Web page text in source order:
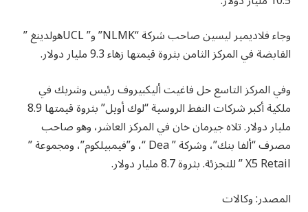
وجاء فلاديمير ليسين صاحب شركة “NLMK” و” UCLهولدينغ ”
القابضة في المركز الثامن بثروة قيمتها زهاء 9.3 مليار دولار.
وفي المركز التاسع حل فاغيت أليكبيروف رئيس وشريك في
ملكية أكبر شركات النفط الروسية “لوك أويل” بثروة قيمتها 8.9
مليار دولار. تلاه جيرمان خان في المركز العاشر، وهو صاحب
مصرف “ألفا بنك”، وشركة ” Dea “، و”فيمبيلكوم”، ومجموعة ”
X5 Retail ” للتجزئة. بثروة 8.7 مليار دولار.
المصدر: وكالات